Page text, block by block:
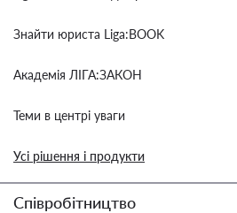
Знайти юриста Liga:BOOK
Академія ЛІГА:ЗАКОН
Теми в центрі уваги
Усі рішення і продукти
Співробітництво